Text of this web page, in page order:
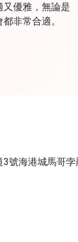
優雅，無論是
非常合適。
3號海港城馬哥